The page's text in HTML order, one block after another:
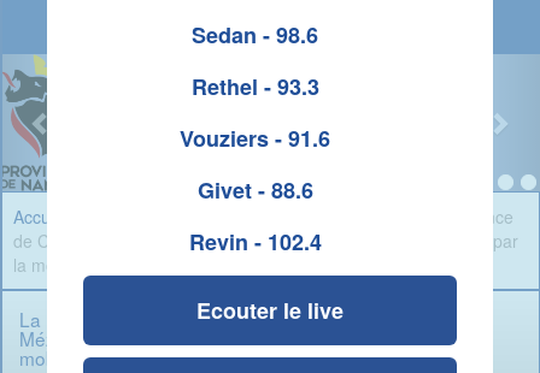
Sedan - 98.6
Rethel - 93.3
Vouziers - 91.6
Givet - 88.6
Revin - 102.4
Ecouter le live
Accueil
» La Basilique Notre-Dame d'Espérance
de Charleville-Mézières : Un patrimoine en passe d'être sauvé par
la mobilisation et le Loto du Patrimoine
La Basilique Notre-Dame d'Espérance de Charleville-
Mézières : Un patrimoine en passe d'être sauvé par la
mobilisation et le Loto du Patrimoine